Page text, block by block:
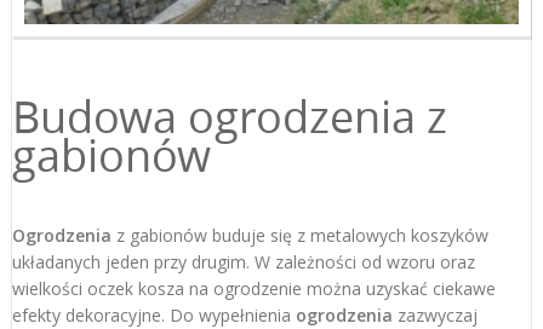
Budowa ogrodzenia z
gabionów
Ogrodzenia z gabionów buduje się z metalowych koszyków
układanych jeden przy drugim. W zależności od wzoru oraz
wielkości oczek kosza na ogrodzenie można uzyskać ciekawe
efekty dekoracyjne. Do wypełnienia ogrodzenia zazwyczaj